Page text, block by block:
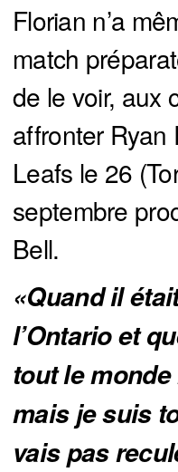
Florian n’a
match
de le voir, aux
affronter Ryan
Leafs le 26
septembre
Bell.
«Quand il
l’Ontario et
tout le
mais je suis
vais pas